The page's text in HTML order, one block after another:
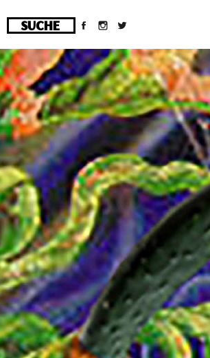
/homepages/10/d43051023/htdocs/